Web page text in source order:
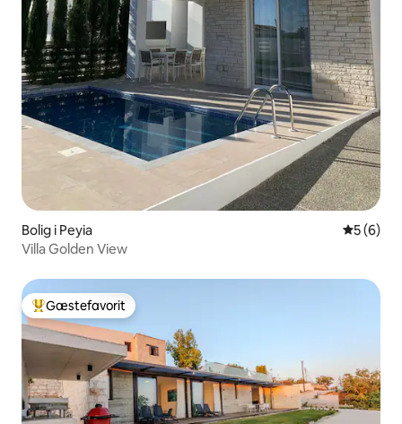
Bolig i Peyia 5 ud af 5
5 (6)
Villa Golden View
Bedste gæstefavorit
Gæstefavorit